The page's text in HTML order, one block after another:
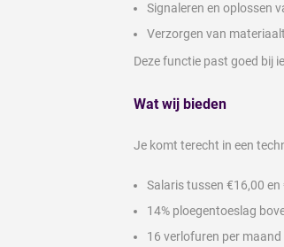
Signaleren en oplossen
Verzorgen van
Deze functie past goed bij
Wat wij bieden
Je komt terecht in een
Salaris tussen €16,00
14% ploegentoeslag
16 verlofuren per